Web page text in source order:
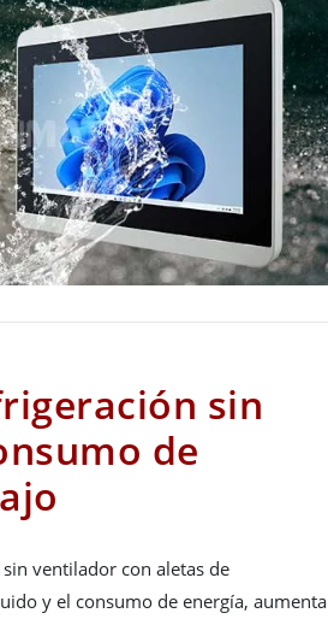
sin
de
ventilador con aletas de
y el consumo de energía, aumenta